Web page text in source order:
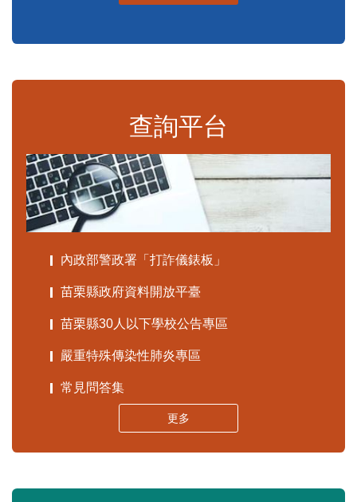
查詢平台
內政部警政署「打詐儀錶板」
苗栗縣政府資料開放平臺
苗栗縣30人以下學校公告專區
嚴重特殊傳染性肺炎專區
常見問答集
更多